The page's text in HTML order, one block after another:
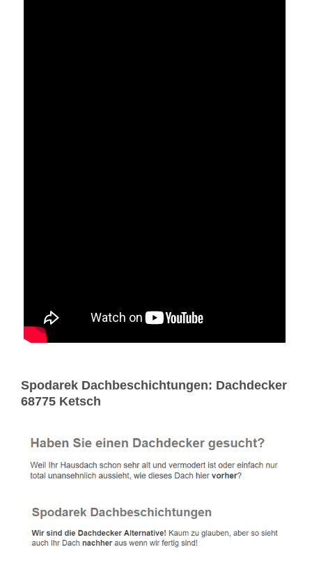
Spodarek Dachbeschichtungen: Dachdecker
68775 Ketsch